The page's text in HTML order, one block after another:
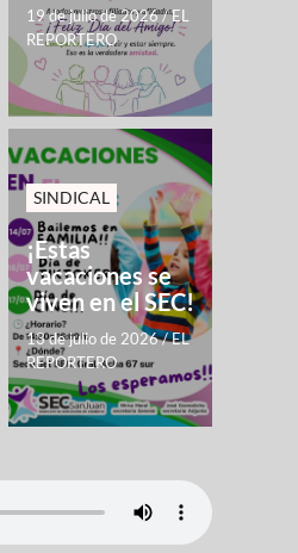
19 de julio de 2026/EL
REPORTERO
SINDICAL
¡Estas
vacaciones se
viven en el SEC!
13 de julio de 2026/EL
REPORTERO